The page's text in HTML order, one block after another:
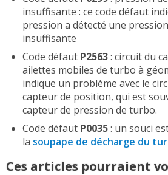
insuffisante : ce code défaut
pression a détecté une
insuffisante
Code défaut P2563: circuit du
ailettes mobiles de turbo à
indique un problème avec le
capteur de position, qui est
capteur de pression de turbo.
Code défaut P0035: un souci
la soupape de décharge du
Ces articles pourraient